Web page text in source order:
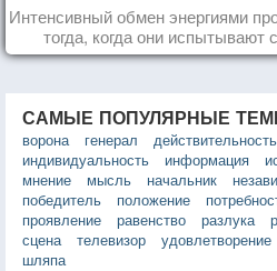
Интенсивный обмен энергиями
тогда, когда они испытывают
САМЫЕ ПОПУЛЯРНЫЕ
ворона
генерал действительность
индивидуальность
информация
мнение
мысль начальник
победитель
положение
проявление
равенство разлука
сцена
телевизор удовлетворение
шляпа